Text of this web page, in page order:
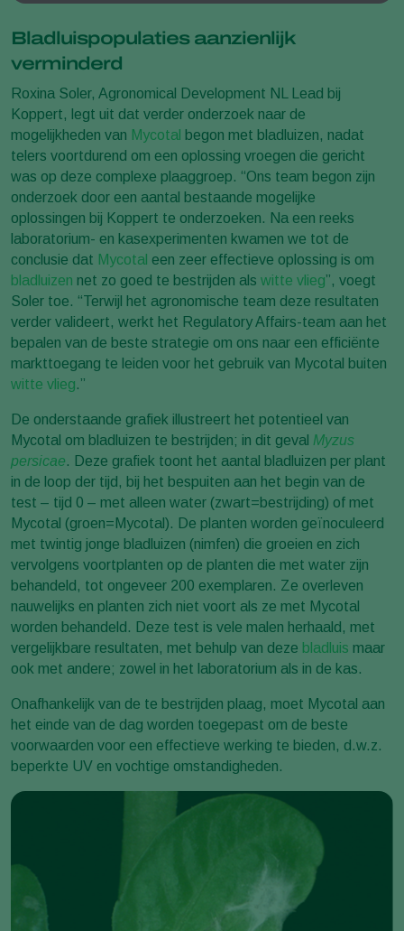
Bladluispopulaties aanzienlijk
verminderd
Roxina Soler, Agronomical Development NL Lead bij
Koppert, legt uit dat verder onderzoek naar de
mogelijkheden van Mycotal begon met bladluizen, nadat
telers voortdurend om een oplossing vroegen die gericht
was op deze complexe plaaggroep. “Ons team begon zijn
onderzoek door een aantal bestaande mogelijke
oplossingen bij Koppert te onderzoeken. Na een reeks
laboratorium- en kasexperimenten kwamen we tot de
conclusie dat Mycotal een zeer effectieve oplossing is om
bladluizen net zo goed te bestrijden als witte vlieg”, voegt
Soler toe. “Terwijl het agronomische team deze resultaten
verder valideert, werkt het Regulatory Affairs-team aan het
bepalen van de beste strategie om ons naar een efficiënte
markttoegang te leiden voor het gebruik van Mycotal buiten
witte vlieg.”
De onderstaande grafiek illustreert het potentieel van
Mycotal om bladluizen te bestrijden; in dit geval Myzus
persicae. Deze grafiek toont het aantal bladluizen per plant
in de loop der tijd, bij het bespuiten aan het begin van de
test – tijd 0 – met alleen water (zwart=bestrijding) of met
Mycotal (groen=Mycotal). De planten worden geïnoculeerd
met twintig jonge bladluizen (nimfen) die groeien en zich
vervolgens voortplanten op de planten die met water zijn
behandeld, tot ongeveer 200 exemplaren. Ze overleven
nauwelijks en planten zich niet voort als ze met Mycotal
worden behandeld. Deze test is vele malen herhaald, met
vergelijkbare resultaten, met behulp van deze bladluis maar
ook met andere; zowel in het laboratorium als in de kas.
Onafhankelijk van de te bestrijden plaag, moet Mycotal aan
het einde van de dag worden toegepast om de beste
voorwaarden voor een effectieve werking te bieden, d.w.z.
beperkte UV en vochtige omstandigheden.